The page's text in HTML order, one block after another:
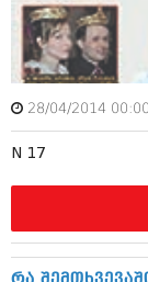
მაისი
აპრილი
მარტი
იანვარი
ივნისი
28/04/2014 00:00
N 17